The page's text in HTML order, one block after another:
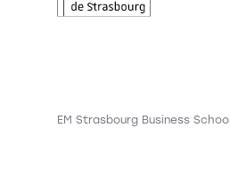
EM Strasbourg Business School